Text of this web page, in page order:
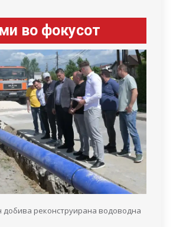
во фокусот
добива реконструирана водоводна